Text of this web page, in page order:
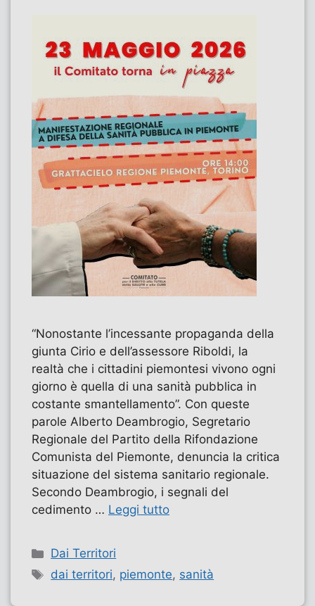
“Nonostante l’incessante propaganda della
giunta Cirio e dell’assessore Riboldi, la
realtà che i cittadini piemontesi vivono ogni
giorno è quella di una sanità pubblica in
costante smantellamento”. Con queste
parole Alberto Deambrogio, Segretario
Regionale del Partito della Rifondazione
Comunista del Piemonte, denuncia la critica
situazione del sistema sanitario regionale.
Secondo Deambrogio, i segnali del
cedimento … Leggi tutto
Categorie
Dai Territori
Tag
dai territori, piemonte, sanità